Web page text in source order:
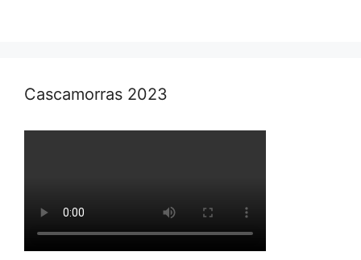
Cascamorras 2023